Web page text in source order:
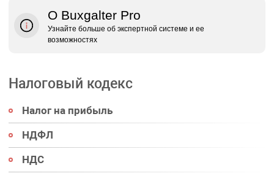
О Buxgalter Pro
Узнайте больше об экспертной системе и ее
возможностях
Налоговый кодекс
Налог на прибыль
НДФЛ
НДС